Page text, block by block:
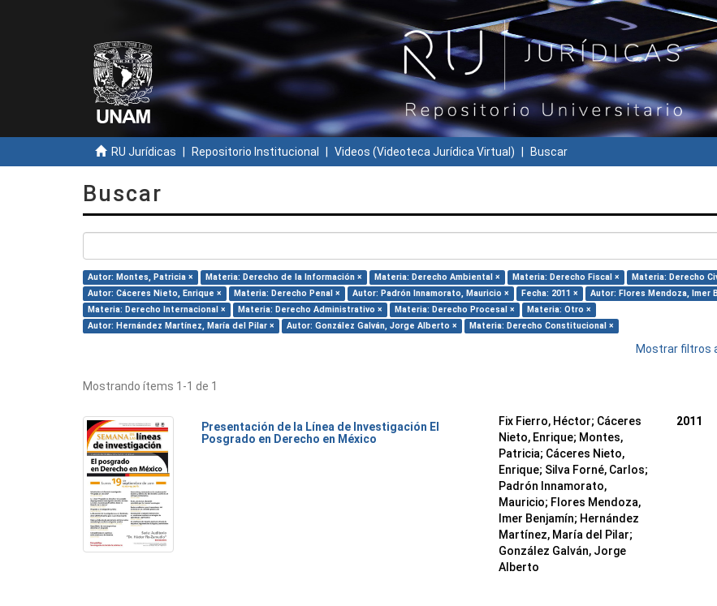
RU Jurídicas Repositorio Institucional Videos (Videoteca Jurídica Virtual) Buscar
Buscar
Autor: Montes, Patricia × Materia: Derecho de la Información × Materia: Derecho Ambiental × Materia: Derecho Fiscal ×
Materia: Derecho
Autor: Cáceres Nieto, Enrique ×
Materia: Derecho Penal × Autor: Padrón Innamorato, Mauricio × Fecha: 2011 ×
Autor: Flores Mendoza, Imer
Materia: Derecho Internacional ×
Materia: Derecho Administrativo × Materia: Derecho Procesal ×
Materia: Otro ×
Autor: Hernández Martínez, María del Pilar ×
Autor: González Galván, Jorge Alberto × Materia: Derecho Constitucional ×
Mostrar filtros
Mostrando ítems 1-1 de 1
Presentación de la Línea de Investigación El
Posgrado en Derecho en México
Fix Fierro, Héctor; Cáceres
Nieto, Enrique; Montes,
Patricia; Cáceres Nieto,
Enrique; Silva Forné, Carlos;
Padrón Innamorato,
Mauricio; Flores Mendoza,
Imer Benjamín; Hernández
Martínez, María del Pilar;
González Galván, Jorge
Alberto
2011